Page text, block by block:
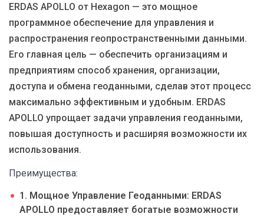
ERDAS APOLLO от Hexagon — это мощное
программное обеспечение для управления и
распространения геопространственными данными.
Его главная цель — обеспечить организациям и
предприятиям способ хранения, организации,
доступа и обмена геоданными, сделав этот процесс
максимально эффективным и удобным. ERDAS
APOLLO упрощает задачи управления геоданными,
повышая доступность и расширяя возможности их
использования.
Преимущества:
1. Мощное Управление Геоданными: ERDAS
APOLLO предоставляет богатые возможности